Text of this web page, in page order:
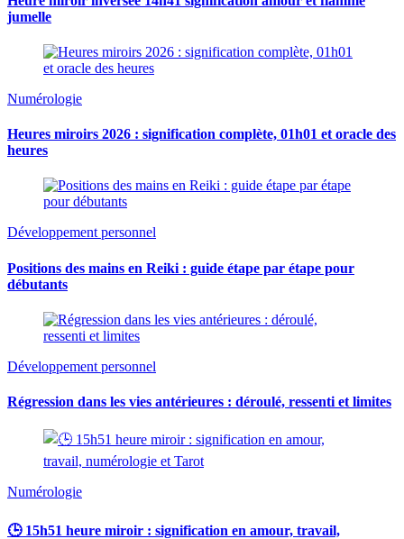
jumelle
Numérologie
Heures miroirs 2026 : signification complète, 01h01 et oracle des
heures
Développement personnel
Positions des mains en Reiki : guide étape par étape pour
débutants
Développement personnel
Régression dans les vies antérieures : déroulé, ressenti et limites
Numérologie
🕒 15h51 heure miroir : signification en amour, travail,